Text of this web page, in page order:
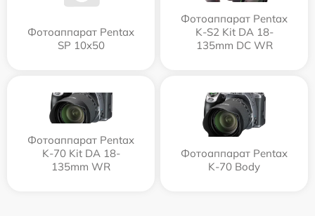
Фотоаппарат Pentax
SP 10x50
Фотоаппарат Pentax
K-S2 Kit DA 18-
135mm DC WR
Фотоаппарат Pentax
K-70 Kit DA 18-
135mm WR
Фотоаппарат Pentax
K-70 Body